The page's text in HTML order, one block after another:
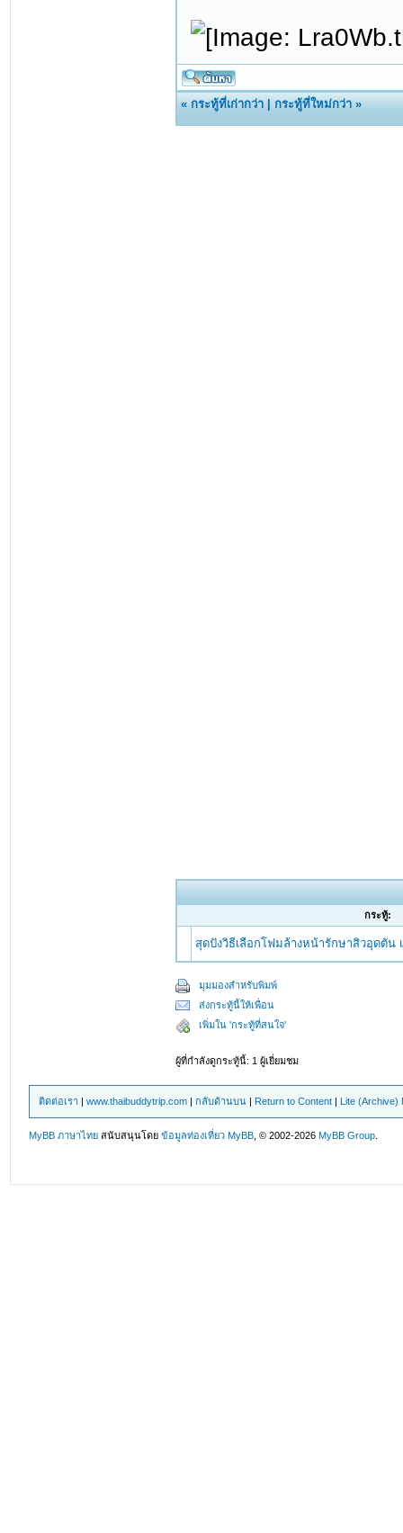
«กระทู้ที่เก่ากว่า |กระทู้ที่ใหม่กว่า »
กระทู้:
สุดปังวิธีเลือกโฟมล้างหน้ารักษาสิวอุดตัน
มุมมองสำหรับพิมพ์
ส่งกระทู้นี้ให้เพื่อน
เพิ่มใน 'กระทู้ที่สนใจ'
ผู้ที่กำลังดูกระทู้นี้: 1 ผู้เยี่ยมชม
ติดต่อเรา |www.thaibuddytrip.com |กลับด้านบน | Return to Content | Lite (Archive)
MyBB ภาษาไทย สนับสนุนโดยข้อมูลท่องเที่ยว MyBB , © 2002-2026MyBB Group